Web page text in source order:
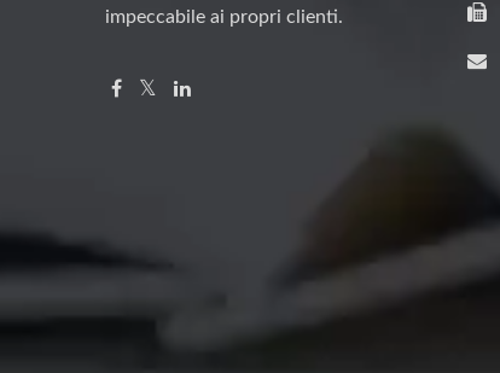
impeccabile ai propri clienti.